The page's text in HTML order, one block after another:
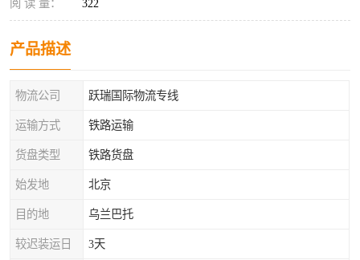
阅 读 量： 322
产品描述
物流公司 跃瑞国际物流专线
运输方式 铁路运输
货盘类型 铁路货盘
始发地 北京
目的地 乌兰巴托
较迟装运日 3天